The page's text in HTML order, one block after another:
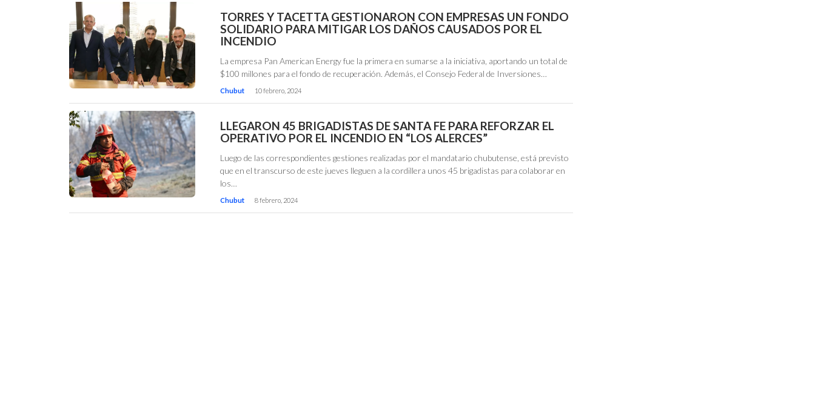
TORRES Y TACETTA GESTIONARON CON EMPRESAS UN FONDO
SOLIDARIO PARA MITIGAR LOS DAÑOS CAUSADOS POR EL
INCENDIO
La empresa Pan American Energy fue la primera en sumarse a la iniciativa, aportando un total de
$100 millones para el fondo de recuperación. Además, el Consejo Federal de Inversiones…
Chubut 10 febrero, 2024
LLEGARON 45 BRIGADISTAS DE SANTA FE PARA REFORZAR EL
OPERATIVO POR EL INCENDIO EN “LOS ALERCES”
Luego de las correspondientes gestiones realizadas por el mandatario chubutense, está previsto
que en el transcurso de este jueves lleguen a la cordillera unos 45 brigadistas para colaborar en
los…
Chubut 8 febrero, 2024